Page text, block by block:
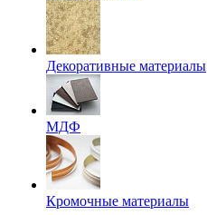
Декоративные материалы
МДФ
Кромочные материалы